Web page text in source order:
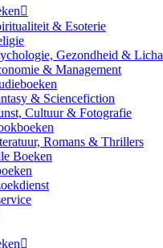
& Esoterie
Gezondheid &
& Management
& Sciencefiction
Cultuur & Fotografie
Romans & Thrillers
Boeken